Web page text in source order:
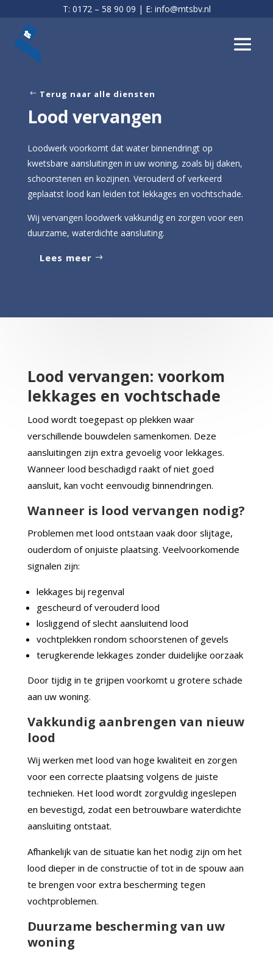
T: 0172 – 58 90 09 | E: info@mtsbv.nl
Terug naar alle diensten
Lood vervangen
Loodwerk voorkomt dat water binnendringt op
kwetsbare aansluitingen in uw woning, zoals bij daken,
schoorstenen en kozijnen. Verouderd of verkeerd
geplaatst lood kan leiden tot lekkages en vochtschade.
Wij vervangen loodwerk vakkundig en zorgen voor een
duurzame, waterdichte aansluiting.
Lees meer
Lood vervangen: voorkom
lekkages en vochtschade
Lood wordt toegepast op plekken waar
verschillende bouwdelen samenkomen. Deze
aansluitingen zijn extra gevoelig voor lekkages.
Wanneer lood beschadigd raakt of niet goed
aansluit, kan vocht eenvoudig binnendringen.
Wanneer is lood vervangen nodig?
Problemen met lood ontstaan vaak door slijtage,
ouderdom of onjuiste plaatsing. Veelvoorkomende
signalen zijn:
lekkages bij regenval
gescheurd of verouderd lood
losliggend of slecht aansluitend lood
vochtplekken rondom schoorstenen of gevels
terugkerende lekkages zonder duidelijke oorzaak
Door tijdig in te grijpen voorkomt u grotere schade
aan uw woning.
Vakkundig aanbrengen van nieuw
lood
Wij werken met lood van hoge kwaliteit en zorgen
voor een correcte plaatsing volgens de juiste
technieken. Het lood wordt zorgvuldig ingeslepen
en bevestigd, zodat een betrouwbare waterdichte
aansluiting ontstaat.
Afhankelijk van de situatie kan het nodig zijn om het
lood dieper in de constructie of tot in de spouw aan
te brengen voor extra bescherming tegen
vochtproblemen.
Duurzame bescherming van uw
woning